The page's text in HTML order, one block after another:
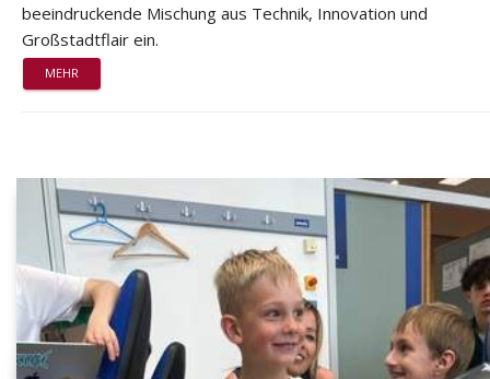
beeindruckende Mischung aus Technik, Innovation und
Großstadtflair ein.
MEHR